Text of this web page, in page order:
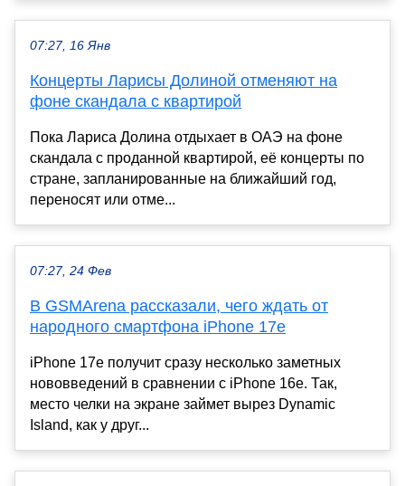
07:27, 16 Янв
Концерты Ларисы Долиной отменяют на
фоне скандала с квартирой
Пока Лариса Долина отдыхает в ОАЭ на фоне
скандала с проданной квартирой, её концерты по
стране, запланированные на ближайший год,
переносят или отме...
07:27, 24 Фев
В GSMArena рассказали, чего ждать от
народного смартфона iPhone 17e
iPhone 17e получит сразу несколько заметных
нововведений в сравнении с iPhone 16e. Так,
место челки на экране займет вырез Dynamic
Island, как у друг...